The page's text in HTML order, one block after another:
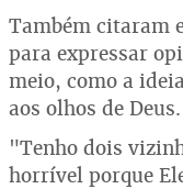
Também citaram
para expressar
meio, como a
aos olhos de Deus.
"Tenho dois
horrível porque